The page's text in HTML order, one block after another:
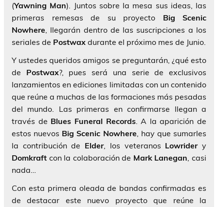
(Yawning Man). Juntos sobre la mesa sus ideas, las
primeras remesas de su proyecto Big Scenic
Nowhere, llegarán dentro de las suscripciones a los
seriales de Postwax durante el próximo mes de Junio.
Y ustedes queridos amigos se preguntarán, ¿qué esto
de Postwax?, pues será una serie de exclusivos
lanzamientos en ediciones limitadas con un contenido
que reúne a muchas de las formaciones más pesadas
del mundo. Las primeras en confirmarse llegan a
través de Blues Funeral Records. A la aparición de
estos nuevos Big Scenic Nowhere, hay que sumarles
la contribución de Elder, los veteranos Lowridery
Domkraft con la colaboración de Mark Lanegan, casi
nada…
Con esta primera oleada de bandas confirmadas es
de destacar este nuevo proyecto que reúne la